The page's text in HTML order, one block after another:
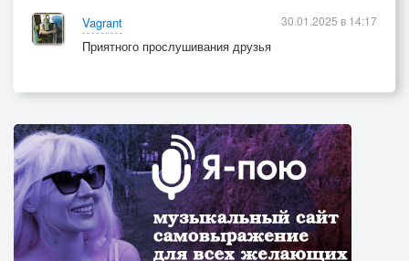
Vagrant
Приятного прослушивания друзья
30.01.2025 в 14:17